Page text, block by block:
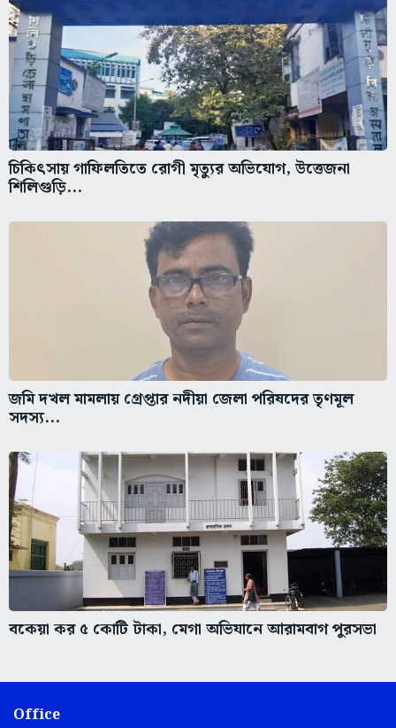
চিকিৎসায় গাফিলতিতে রোগী মৃত্যুর অভিযোগ, উত্তেজনা
শিলিগুড়ি...
জমি দখল মামলায় গ্রেপ্তার নদীয়া জেলা পরিষদের তৃণমূল
সদস্য...
বকেয়া কর ৫ কোটি টাকা, মেগা অভিযানে আরামবাগ পুরসভা
Office